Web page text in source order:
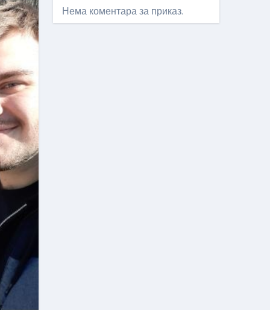
Нема коментара за приказ.